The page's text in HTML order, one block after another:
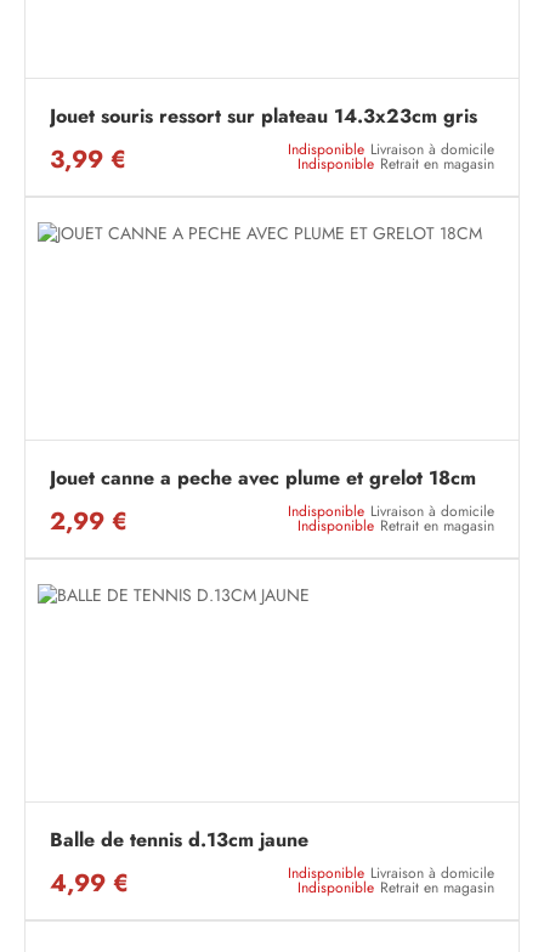
Jouet souris ressort sur plateau 14.3x23cm gris
3,99 € Indisponible Livraison à domicile
Indisponible Retrait en magasin
Jouet canne a peche avec plume et grelot 18cm
2,99 € Indisponible Livraison à domicile
Indisponible Retrait en magasin
Balle de tennis d.13cm jaune
4,99 € Indisponible Livraison à domicile
Indisponible Retrait en magasin